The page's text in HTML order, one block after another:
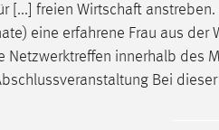
[...] freien Wirtschaft
eine erfahrene Frau aus der
innerhalb des
Bei dieser